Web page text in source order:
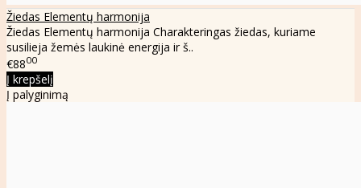
Žiedas Elementų harmonija
Žiedas Elementų harmonija Charakteringas žiedas, kuriame
susilieja žemės laukinė energija ir š..
€8800
Į krepšelį
Į palyginimą